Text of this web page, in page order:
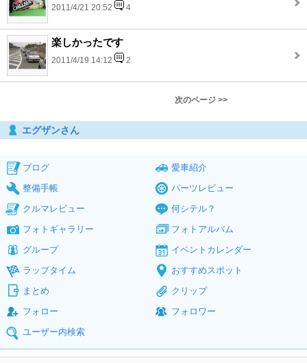
2011/4/21 20:52 4
楽しかったです
2011/4/19 14:12 2
次のページ >>
エグザンさん
ブログ
愛車紹介
整備手帳
パーツレビュー
クルマレビュー
何シテル？
フォトギャラリー
フォトアルバム
グループ
イベントカレンダー
ラップタイム
おすすめスポット
まとめ
クリップ
フォロー
フォロワー
ユーザー内検索